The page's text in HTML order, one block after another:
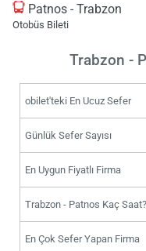
Patnos - Trabzon
Otobüs Bileti
Trabzon -
obilet'teki En Ucuz Sefer
Günlük Sefer Sayısı
En Uygun Fiyatlı Firma
Trabzon - Patnos Kaç Saat?
En Çok Sefer Yapan Firma